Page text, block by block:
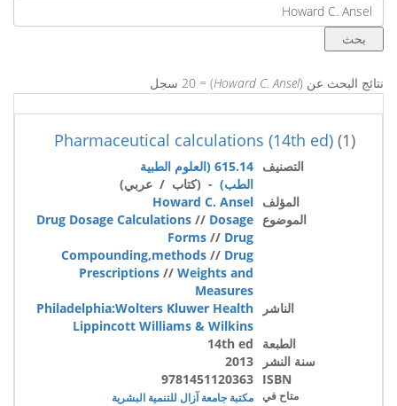
نتائج البحث عن (Howard C. Ansel) = 20 سجل
(1)
Pharmaceutical calculations (14th ed)
التصنيف
615.14 (العلوم الطبية
الطب) - (كتاب / عربي)
المؤلف Howard C. Ansel
الموضوع
Drug Dosage Calculations // Dosage
Forms // Drug
Compounding,methods // Drug
Prescriptions // Weights and
Measures
الناشر
Philadelphia:Wolters Kluwer Health
Lippincott Williams & Wilkins
الطبعة
14th ed
سنة النشر
2013
ISBN
9781451120363
متاح في مكتبة جامعة آزال للتنمية البشرية